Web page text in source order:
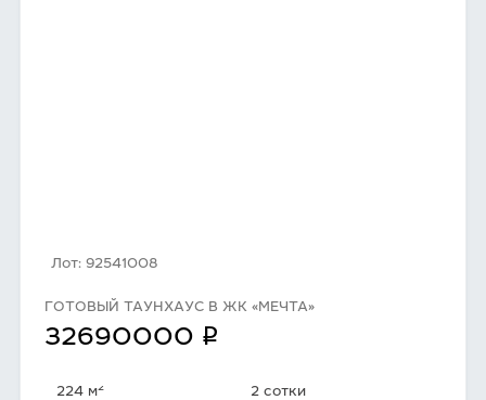
Лот: 92541008
ГОТОВЫЙ ТАУНХАУС В ЖК «МЕЧТА»
32690000 q
224 м2
2 сотки